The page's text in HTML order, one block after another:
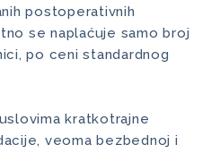
postoperativnih
se naplaćuje samo broj
po ceni standardnog
kratkotrajne
veoma bezbednoj i